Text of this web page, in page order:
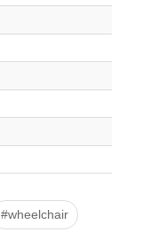
#wheelchair